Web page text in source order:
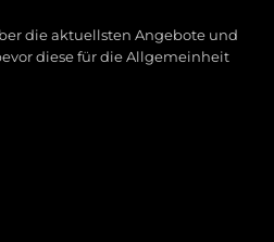
die aktuellsten Angebote und
diese für die Allgemeinheit